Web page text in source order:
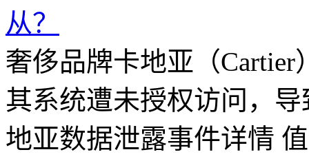
从？
奢侈品牌卡地亚（
其系统遭未授权访问，
地亚数据泄露事件详情